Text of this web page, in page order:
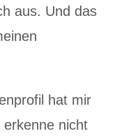
aus. Und das
hat mir
nicht